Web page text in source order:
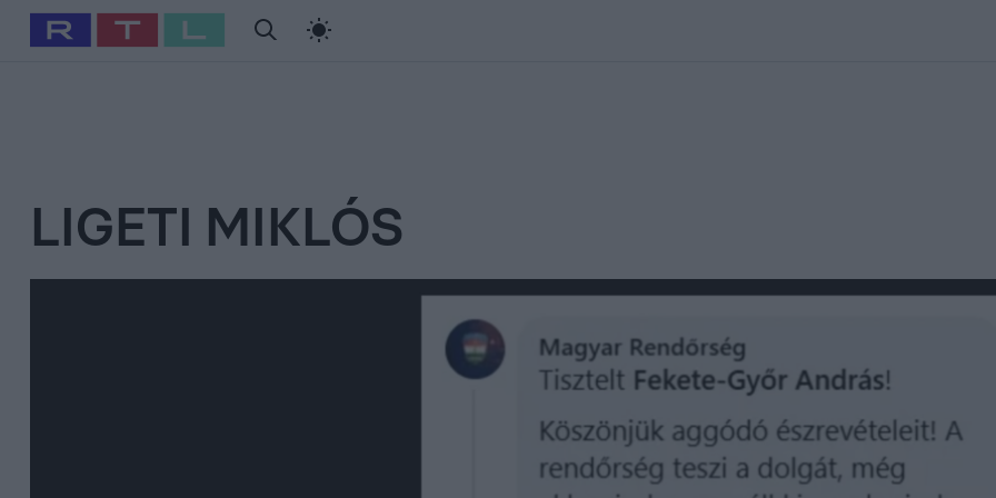
Babits Marcella Szellő István Most Wanted
LIGETI MIKLÓS